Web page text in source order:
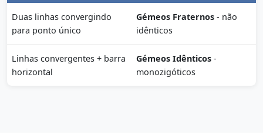
Duas linhas convergindo
para ponto único
Gémeos Fraternos - não
idênticos
Linhas convergentes + barra
horizontal
Gémeos Idênticos -
monozigóticos